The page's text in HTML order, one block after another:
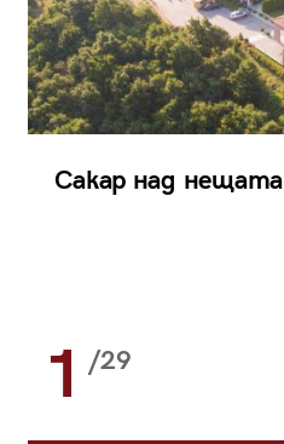
Сакар над нещата
1 /29